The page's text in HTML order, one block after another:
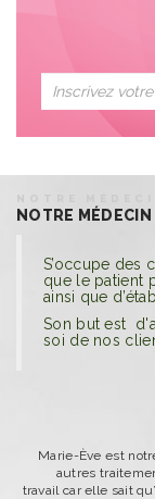
NOTRE MÉDECIN
S’occupe des
que le patient
ainsi que
Son but est
soi de nos
Marie-Ève est
autres
travail car elle sait